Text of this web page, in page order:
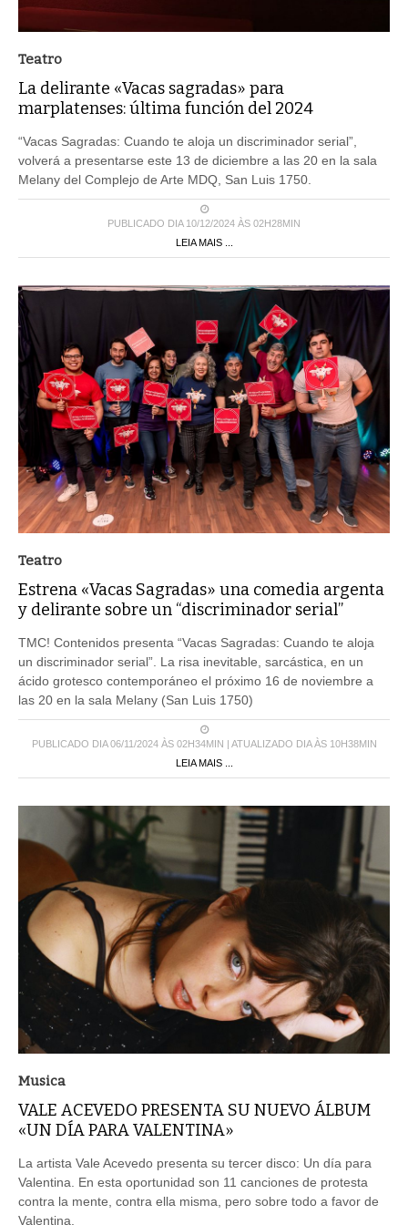
Teatro
La delirante «Vacas sagradas» para
marplatenses: última función del 2024
“Vacas Sagradas: Cuando te aloja un discriminador serial”,
volverá a presentarse este 13 de diciembre a las 20 en la sala
Melany del Complejo de Arte MDQ, San Luis 1750.
PUBLICADO DIA 10/12/2024 ÀS 02H28MIN
LEIA MAIS ...
Teatro
Estrena «Vacas Sagradas» una comedia argenta
y delirante sobre un “discriminador serial”
TMC! Contenidos presenta “Vacas Sagradas: Cuando te aloja
un discriminador serial”. La risa inevitable, sarcástica, en un
ácido grotesco contemporáneo el próximo 16 de noviembre a
las 20 en la sala Melany (San Luis 1750)
PUBLICADO DIA 06/11/2024 ÀS 02H34MIN | ATUALIZADO DIA ÀS 10H38MIN
LEIA MAIS ...
Musica
VALE ACEVEDO PRESENTA SU NUEVO ÁLBUM
«UN DÍA PARA VALENTINA»
La artista Vale Acevedo presenta su tercer disco: Un día para
Valentina. En esta oportunidad son 11 canciones de protesta
contra la mente, contra ella misma, pero sobre todo a favor de
Valentina.